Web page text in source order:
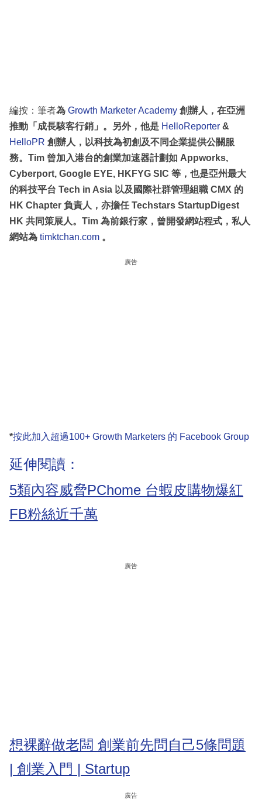
編按：筆者為 Growth Marketer Academy 創辦人，在亞洲
推動「成長駭客行銷」。另外，他是 HelloReporter &
HelloPR 創辦人，以科技為初創及不同企業提供公關服
務。Tim 曾加入港台的創業加速器計劃如 Appworks,
Cyberport, Google EYE, HKFYG SIC 等，也是亞州最大
的科技平台 Tech in Asia 以及國際社群管理組職 CMX 的
HK Chapter 負責人，亦擔任 Techstars StartupDigest
HK 共同策展人。Tim 為前銀行家，曾開發網站程式， 私人
網站為 timktchan.com 。
廣告
*按此加入超過100+ Growth Marketers 的 Facebook Group
延伸閱讀：
5類內容威脅PChome 台蝦皮購物爆紅
FB粉絲近千萬
廣告
想裸辭做老闆 創業前先問自己5條問題
| 創業入門 | Startup
廣告